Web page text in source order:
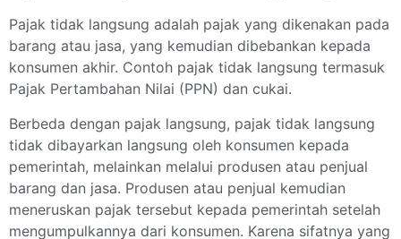
Pajak tidak langsung adalah pajak yang dikenakan pada
barang atau jasa, yang kemudian dibebankan kepada
konsumen akhir. Contoh pajak tidak langsung termasuk
Pajak Pertambahan Nilai (PPN) dan cukai.
Berbeda dengan pajak langsung, pajak tidak langsung
tidak dibayarkan langsung oleh konsumen kepada
pemerintah, melainkan melalui produsen atau penjual
barang dan jasa. Produsen atau penjual kemudian
meneruskan pajak tersebut kepada pemerintah setelah
mengumpulkannya dari konsumen. Karena sifatnya yang